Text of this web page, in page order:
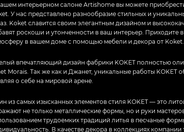
интерьерном салоне Artishome вы можете
У нас представлено разнообразие стильных и
Koket славится своим элегантным дизайном и
роскоши и утонченности в ваш интерьер. Приходите
в вашем доме с помощью мебели и декора от Koket.
впечатляющий дизайн фабрики KOKET полностью
Morais. Так же как и Джанет, уникальные работы KOKET
о себе на мировой арене.
из самых изысканных элементов стиля KOKET — это
не только металлические формы, но и руки
трудоемких традиций литья в песчаные
В качестве декора в коллекциях